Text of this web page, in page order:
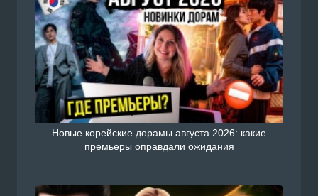
Новые корейские дорамы августа 2026: какие
премьеры оправдали ожидания